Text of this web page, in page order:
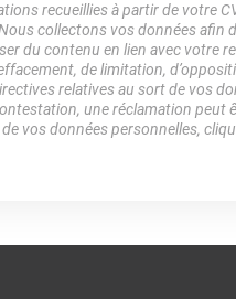
recueillies à partir de votre
collectons vos données afin
du contenu en lien avec votre
de limitation,
relatives au sort de vos
une réclamation peut
vos données personnelles,